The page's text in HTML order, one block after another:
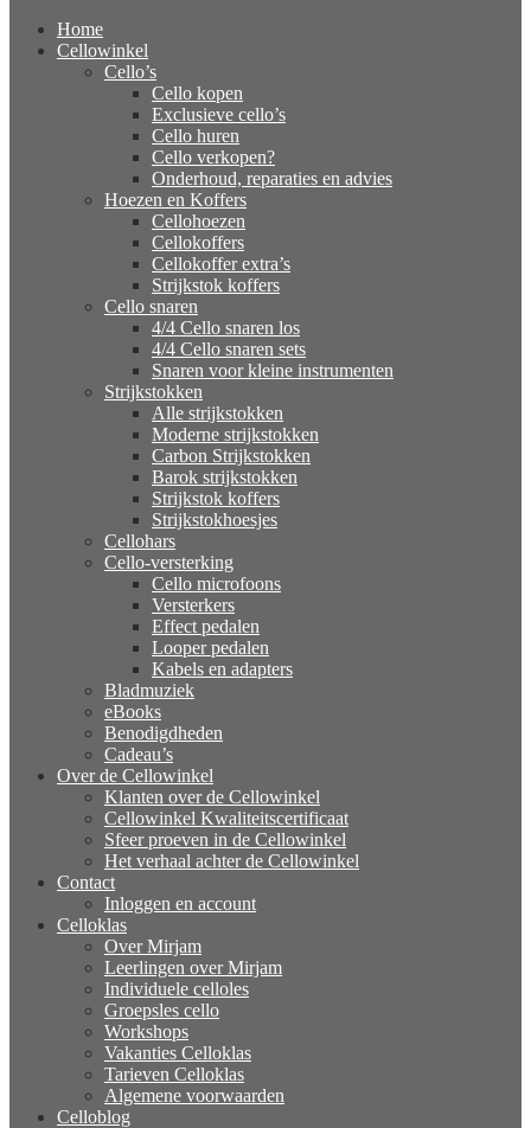
Home
Cellowinkel
Cello’s
Cello kopen
Exclusieve cello’s
Cello huren
Cello verkopen?
Onderhoud, reparaties en advies
Hoezen en Koffers
Cellohoezen
Cellokoffers
Cellokoffer extra’s
Strijkstok koffers
Cello snaren
4/4 Cello snaren los
4/4 Cello snaren sets
Snaren voor kleine instrumenten
Strijkstokken
Alle strijkstokken
Moderne strijkstokken
Carbon Strijkstokken
Barok strijkstokken
Strijkstok koffers
Strijkstokhoesjes
Cellohars
Cello-versterking
Cello microfoons
Versterkers
Effect pedalen
Looper pedalen
Kabels en adapters
Bladmuziek
eBooks
Benodigdheden
Cadeau’s
Over de Cellowinkel
Klanten over de Cellowinkel
Cellowinkel Kwaliteitscertificaat
Sfeer proeven in de Cellowinkel
Het verhaal achter de Cellowinkel
Contact
Inloggen en account
Celloklas
Over Mirjam
Leerlingen over Mirjam
Individuele celloles
Groepsles cello
Workshops
Vakanties Celloklas
Tarieven Celloklas
Algemene voorwaarden
Celloblog